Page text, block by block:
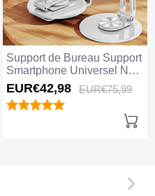
Support de Bureau Support
Smartphone Universel N04
Blanc
EUR€42,98 EUR€75,99